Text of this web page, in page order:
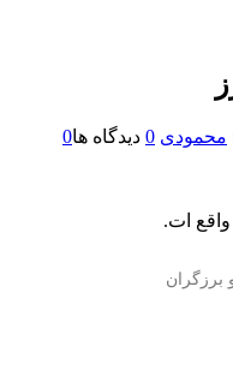
محمودی 0 دیدگاه ها0
ات.